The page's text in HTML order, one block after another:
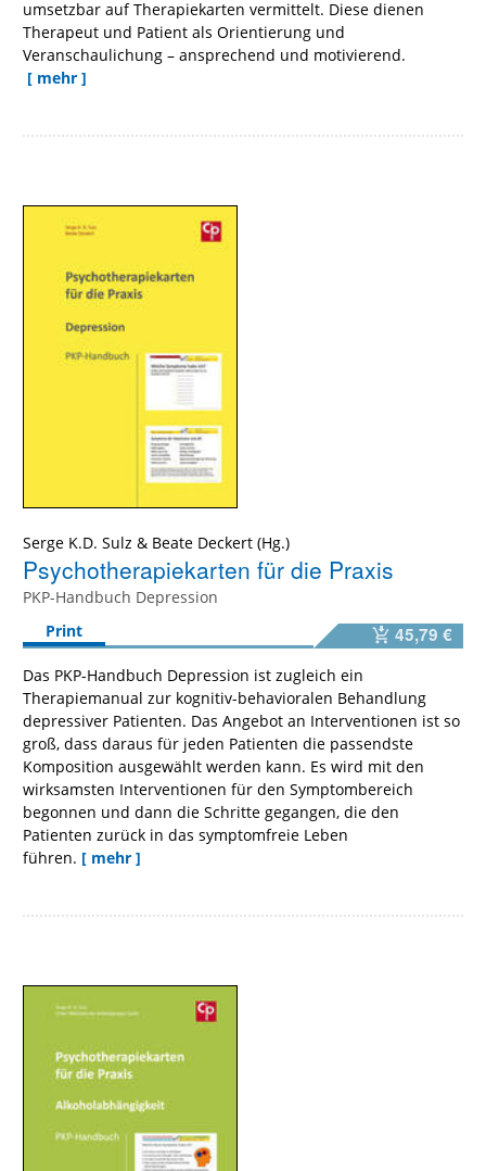
umsetzbar auf Therapiekarten vermittelt. Diese dienen
Therapeut und Patient als Orientierung und
Veranschaulichung – ansprechend und motivierend.
[ mehr ]
Serge K.D. Sulz & Beate Deckert
Psychotherapiekarten für die Praxis
PKP-Handbuch Depression
Print
45,79 €
Das PKP-Handbuch Depression ist zugleich ein
Therapiemanual zur kognitiv-behavioralen Behandlung
depressiver Patienten. Das Angebot an Interventionen ist so
groß, dass daraus für jeden Patienten die passendste
Komposition ausgewählt werden kann. Es wird mit den
wirksamsten Interventionen für den Symptombereich
begonnen und dann die Schritte gegangen, die den
Patienten zurück in das symptomfreie Leben
führen. [ mehr ]